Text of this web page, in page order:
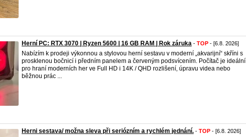
Herní PC: RTX 3070 | Ryzen 5600 | 16 GB RAM | Rok záruka - TOP - [6.8. 2026]
Nabízím k prodeji výkonnou a stylovou herní sestavu v moderní „akvarijní“ skříni s
prosklenou bočnicí i předním panelem a červeným podsvícením. Počítač je ideální
pro hraní moderních her ve Full HD i 14K / QHD rozlišení, úpravu videa nebo
běžnou prác ...
Herni sestava/ možna sleva při seriózním a rychlém jednání. - TOP - [6.8. 2026]